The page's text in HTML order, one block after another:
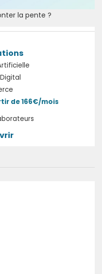
la pente ?
de 166€/mois